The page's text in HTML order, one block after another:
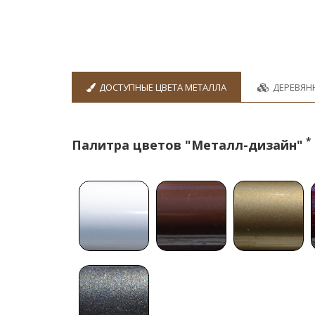
ДОСТУПНЫЕ ЦВЕТА МЕТАЛЛА
Палитра цветов "Металл-дизайн" *
* *